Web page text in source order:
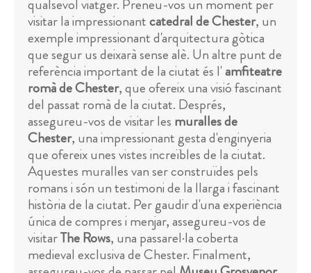
qualsevol viatger. Preneu-vos un moment per
visitar la impressionantcatedral de Chester, un
exemple impressionant d'arquitectura gòtica
que segur us deixarà sense alè. Un altre punt de
referència important de la ciutat és l'amfiteatre
romà de Chester, que ofereix una visió fascinant
del passat romà de la ciutat. Després,
assegureu-vos de visitar les muralles de
Chester, una impressionant gesta d'enginyeria
que ofereix unes vistes increïbles de la ciutat.
Aquestes muralles van ser construïdes pels
romans i són un testimoni de la llarga i fascinant
història de la ciutat. Per gaudir d'una experiència
única de compres i menjar, assegureu-vos de
visitarThe Rows, una passarel·la coberta
medieval exclusiva de Chester. Finalment,